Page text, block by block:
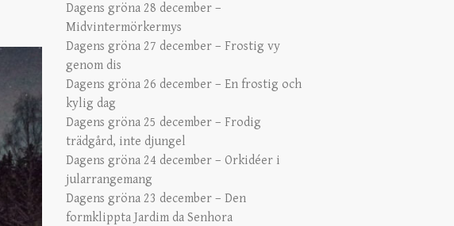
Dagens gröna 28 december –
Midvintermörkermys
Dagens gröna 27 december – Frostig vy
genom dis
Dagens gröna 26 december – En frostig och
kylig dag
Dagens gröna 25 december – Frodig
trädgård, inte djungel
Dagens gröna 24 december – Orkidéer i
jularrangemang
Dagens gröna 23 december – Den
formklippta Jardim da Senhora